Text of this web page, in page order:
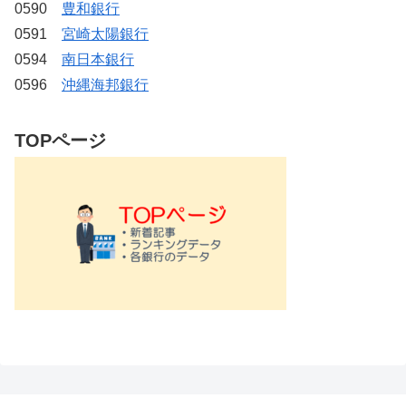
0590 豊和銀行
0591 宮崎太陽銀行
0594 南日本銀行
0596 沖縄海邦銀行
TOPページ